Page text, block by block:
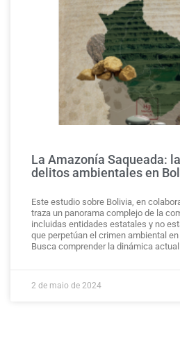
La Amazonía Saqueada:
delitos ambientales en
Este estudio sobre Bolivia, en
traza un panorama complejo de la
incluidas entidades estatales y no
que perpetúan el crimen ambiental
Busca comprender la dinámica
2 de maio de 2024